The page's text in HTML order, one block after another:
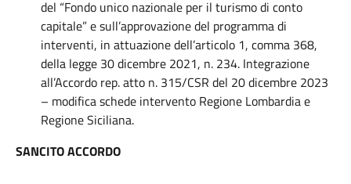
del “Fondo unico nazionale per il turismo di conto
capitale” e sull’approvazione del programma di
interventi, in attuazione dell’articolo 1, comma 368,
della legge 30 dicembre 2021, n. 234. Integrazione
all’Accordo rep. atto n. 315/CSR del 20 dicembre 2023
– modifica schede intervento Regione Lombardia e
Regione Siciliana.
SANCITO ACCORDO